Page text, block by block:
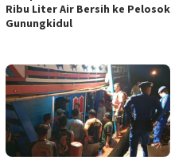
Ribu Liter Air Bersih ke Pelosok
Gunungkidul